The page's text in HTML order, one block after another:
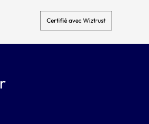
Certifié avec Wiztrust